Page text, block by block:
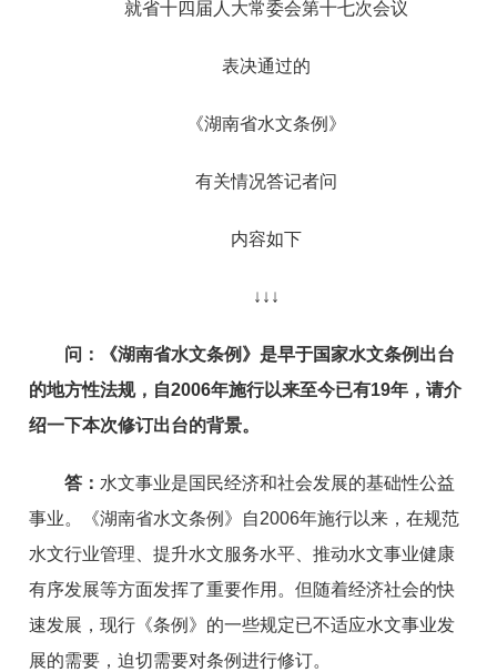
就省十四届人大常委会第十七次会议
表决通过的
《湖南省水文条例》
有关情况答记者问
内容如下
↓↓↓
问：
《湖南省水文条例》是早于国家水文条例出台
的地方性法规，自2006年施行以来至今已有19年，请介
绍一下本次修订出台的背景。
答： 水文事业是国民经济和社会发展的基础性公益
事业。《湖南省水文条例》自2006年施行以来，在规范
水文行业管理、提升水文服务水平、推动水文事业健康
有序发展等方面发挥了重要作用。但随着经济社会的快
速发展，现行《条例》的一些规定已不适应水文事业发
展的需要，迫切需要对条例进行修订。